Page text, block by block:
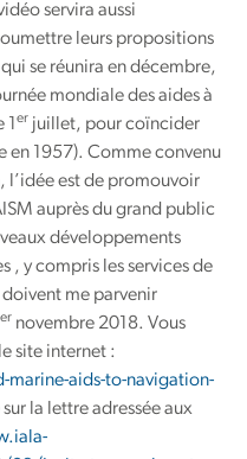
servira aussi
leurs propositions
se réunira en décembre,
mondiale des aides à
er juillet, pour coïncider
en 1957). Comme convenu
l’idée est de promouvoir
auprès du grand public
développements
, y compris les services de
me parvenir
er novembre 2018. Vous
site internet :
aids-to-navigation-
la lettre adressée aux